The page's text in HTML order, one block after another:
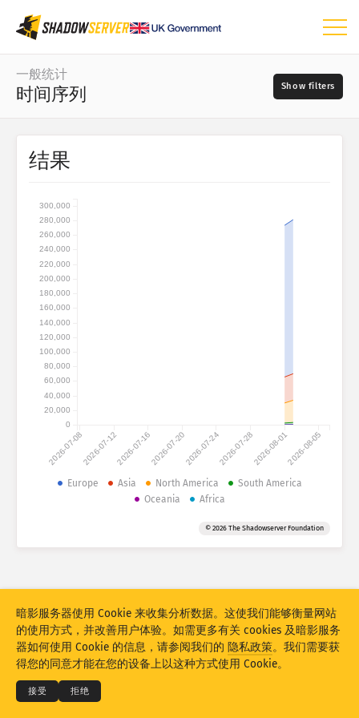
仪表板
一般统计
世界地图
区域地图
树形图
可视化
物联网设备统计
攻击统计信息：漏洞
攻击统计信息：设备
一般统计
时间序列
日期范围
严重程度
数据集
下载为 PNG
结果
2026-07-082026-07-122026-07-162026-07-202026-07-242026-07-282026-08-012026-08-05
0
20,000
40,000
60,000
80,000
100,000
120,000
140,000
160,000
180,000
200,000
220,000
240,000
260,000
280,000
300,000
Europe Asia North America
South America
Oceania
Africa
© 2026 The Shadowserver Foundation
© 2026THE SHADOWSERVER FOUNDATION
隐私和条款
联系我们 积分
暗影服务器使用 Cookie 来收集分析数据。这使我们能够衡量网站
的使用方式，并改善用户体验。如需更多有关 cookies 及暗影服务
器如何使用 Cookie 的信息，请参阅我们的 隐私政策。我们需要获
得您的同意才能在您的设备上以这种方式使用 Cookie。
接受 拒绝